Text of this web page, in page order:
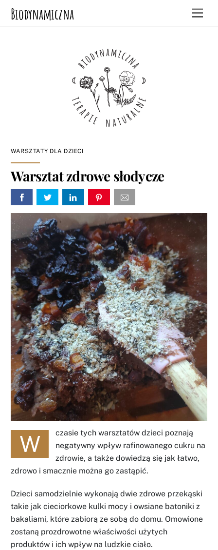
Biodynamiczna
WARSZTATY DLA DZIECI
Warsztat zdrowe słodycze
W
czasie tych warsztatów dzieci poznają
negatywny wpływ rafinowanego cukru na
zdrowie, a także dowiedzą się jak łatwo,
zdrowo i smacznie można go zastąpić.
Dzieci samodzielnie wykonają dwie zdrowe przekąski
takie jak cieciorkowe kulki mocy i owsiane batoniki z
bakaliami, które zabiorą ze sobą do domu. Omowione
zostaną prozdrowotne właściwości użytych
produktów i ich wpływ na ludzkie ciało.